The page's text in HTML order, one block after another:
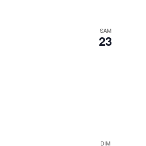
SAM
23
DIM